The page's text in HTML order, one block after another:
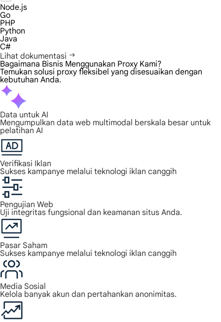
Node.js
Go
PHP
Python
Java
C#
Lihat dokumentasi
Bagaimana Bisnis Menggunakan Proxy Kami?
Temukan solusi proxy fleksibel yang disesuaikan dengan
kebutuhan Anda.
Data untuk AI
Mengumpulkan data web multimodal berskala besar untuk
pelatihan AI
Verifikasi Iklan
Sukses kampanye melalui teknologi iklan canggih
Pengujian Web
Uji integritas fungsional dan keamanan situs Anda.
Pasar Saham
Sukses kampanye melalui teknologi iklan canggih
Media Sosial
Kelola banyak akun dan pertahankan anonimitas.